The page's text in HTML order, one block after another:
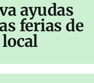
ayudas
ferias de